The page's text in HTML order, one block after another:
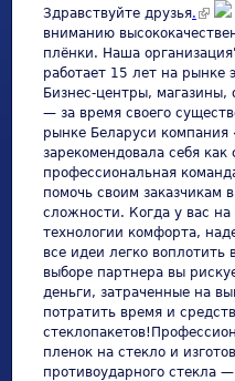
Здравствуйте друзья. (link
вниманию
плёнки. Наша
работает 15 лет на рынке
Бизнес-центры,
— за время своего
рынке Беларуси
зарекомендовала себя как
профессиональная
помочь своим заказчикам
сложности. Когда у вас
технологии комфорта,
все идеи легко
выборе партнера вы
деньги, затраченные на
потратить время и
пленок на стекло и
противоударного стекла